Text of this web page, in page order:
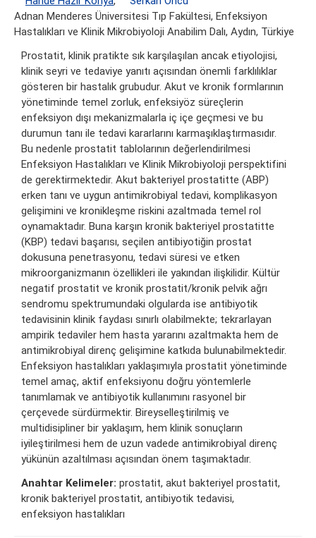
Adnan Menderes Üniversitesi Tıp Fakültesi, Enfeksiyon
Hastalıkları ve Klinik Mikrobiyoloji Anabilim Dalı, Aydın, Türkiye
Prostatit, klinik pratikte sık karşılaşılan ancak etiyolojisi,
klinik seyri ve tedaviye yanıtı açısından önemli farklılıklar
gösteren bir hastalık grubudur. Akut ve kronik formlarının
yönetiminde temel zorluk, enfeksiyöz süreçlerin
enfeksiyon dışı mekanizmalarla iç içe geçmesi ve bu
durumun tanı ile tedavi kararlarını karmaşıklaştırmasıdır.
Bu nedenle prostatit tablolarının değerlendirilmesi
Enfeksiyon Hastalıkları ve Klinik Mikrobiyoloji perspektifini
de gerektirmektedir. Akut bakteriyel prostatitte (ABP)
erken tanı ve uygun antimikrobiyal tedavi, komplikasyon
gelişimini ve kronikleşme riskini azaltmada temel rol
oynamaktadır. Buna karşın kronik bakteriyel prostatitte
(KBP) tedavi başarısı, seçilen antibiyotiğin prostat
dokusuna penetrasyonu, tedavi süresi ve etken
mikroorganizmanın özellikleri ile yakından ilişkilidir. Kültür
negatif prostatit ve kronik prostatit/kronik pelvik ağrı
sendromu spektrumundaki olgularda ise antibiyotik
tedavisinin klinik faydası sınırlı olabilmekte; tekrarlayan
ampirik tedaviler hem hasta yararını azaltmakta hem de
antimikrobiyal direnç gelişimine katkıda bulunabilmektedir.
Enfeksiyon hastalıkları yaklaşımıyla prostatit yönetiminde
temel amaç, aktif enfeksiyonu doğru yöntemlerle
tanımlamak ve antibiyotik kullanımını rasyonel bir
çerçevede sürdürmektir. Bireyselleştirilmiş ve
multidisipliner bir yaklaşım, hem klinik sonuçların
iyileştirilmesi hem de uzun vadede antimikrobiyal direnç
yükünün azaltılması açısından önem taşımaktadır.
Anahtar Kelimeler: prostatit, akut bakteriyel prostatit,
kronik bakteriyel prostatit, antibiyotik tedavisi,
enfeksiyon hastalıkları